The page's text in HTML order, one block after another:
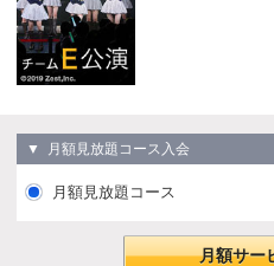
▼ 月額見放題コース入会
月額見放題コース
月額サー